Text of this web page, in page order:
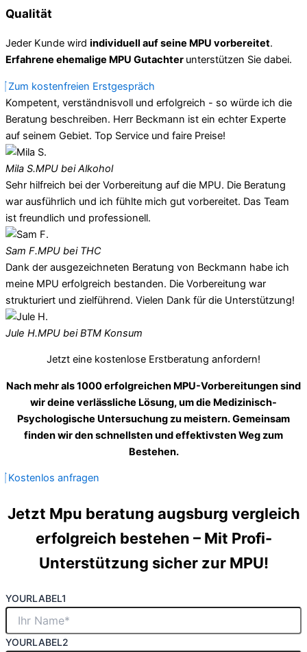
Qualität
Jeder Kunde wird individuell auf seine MPU vorbereitet.
Erfahrene ehemalige MPU Gutachter unterstützen Sie dabei.
Zum kostenfreien Erstgespräch
Kompetent, verständnisvoll und erfolgreich - so würde ich die
Beratung beschreiben. Herr Beckmann ist ein echter Experte
auf seinem Gebiet. Top Service und faire Preise!
Mila S.MPU bei Alkohol
Sehr hilfreich bei der Vorbereitung auf die MPU. Die Beratung
war ausführlich und ich fühlte mich gut vorbereitet. Das Team
ist freundlich und professionell.
Sam F.MPU bei THC
Dank der ausgezeichneten Beratung von Beckmann habe ich
meine MPU erfolgreich bestanden. Die Vorbereitung war
strukturiert und zielführend. Vielen Dank für die Unterstützung!
Jule H.MPU bei BTM Konsum
Jetzt eine kostenlose Erstberatung anfordern!
Nach mehr als 1000 erfolgreichen MPU-Vorbereitungen sind
wir deine verlässliche Lösung, um die Medizinisch-
Psychologische Untersuchung zu meistern. Gemeinsam
finden wir den schnellsten und effektivsten Weg zum
Bestehen.
Kostenlos anfragen
Jetzt Mpu beratung augsburg vergleich
erfolgreich bestehen – Mit Profi-
Unterstützung sicher zur MPU!
YOURLABEL1
YOURLABEL2